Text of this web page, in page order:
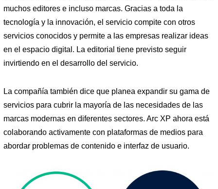
muchos editores e incluso marcas. Gracias a toda la
tecnología y la innovación, el servicio compite con otros
servicios conocidos y permite a las empresas realizar ideas
en el espacio digital. La editorial tiene previsto seguir
invirtiendo en el desarrollo del servicio.
La compañía también dice que planea expandir su gama de
servicios para cubrir la mayoría de las necesidades de las
marcas modernas en diferentes sectores. Arc XP ahora está
colaborando activamente con plataformas de medios para
abordar problemas de contenido e interfaz de usuario.